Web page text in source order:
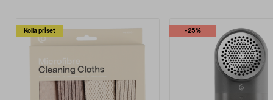
Kolla priset -25%